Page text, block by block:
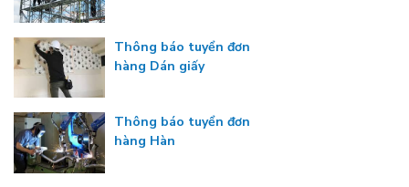
Thông báo tuyển đơn
hàng Dán giấy
Thông báo tuyển đơn
hàng Hàn